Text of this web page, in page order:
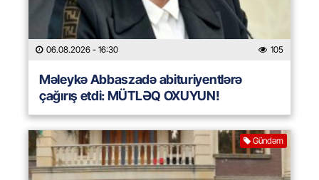
06.08.2026 - 16:30 105
Məleykə Abbaszadə abituriyentlərə
çağırış etdi: MÜTLƏQ OXUYUN!
Gündəm